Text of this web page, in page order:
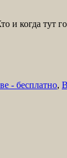
и когда
- бесплатно,